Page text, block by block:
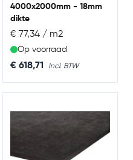
4000x2000mm - 18mm
dikte
€ 77,34 / m2
Op voorraad
€ 618,71